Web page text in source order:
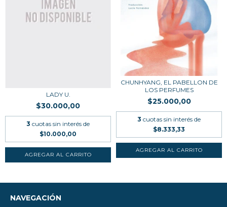
LADY U.
$30.000,00
3 cuotas sin interés de
$10.000,00
CHUNHYANG, EL PABELLON DE
LOS PERFUMES
$25.000,00
3 cuotas sin interés de
$8.333,33
NAVEGACIÓN